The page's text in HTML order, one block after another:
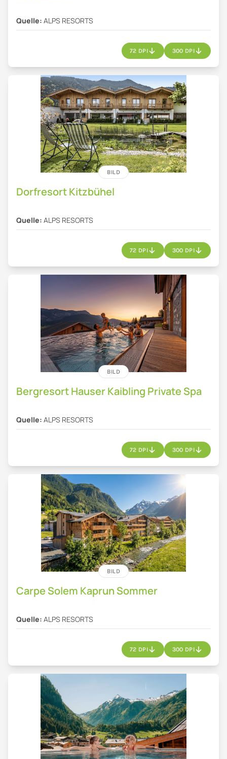
Quelle: ALPS RESORTS
72 DPI 300 DPI
BILD
Dorfresort Kitzbühel
Quelle: ALPS RESORTS
72 DPI 300 DPI
BILD
Bergresort Hauser Kaibling Private Spa
Quelle: ALPS RESORTS
72 DPI 300 DPI
BILD
Carpe Solem Kaprun Sommer
Quelle: ALPS RESORTS
72 DPI 300 DPI